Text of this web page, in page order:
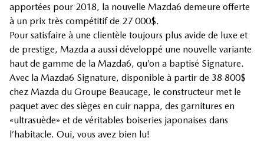
apportées pour 2018, la nouvelle Mazda6 demeure offerte
à un prix très compétitif de 27 000$.
Pour satisfaire à une clientèle toujours plus avide de luxe et
de prestige, Mazda a aussi développé une nouvelle variante
haut de gamme de la Mazda6, qu’on a baptisé Signature.
Avec la Mazda6 Signature, disponible à partir de 38 800$
chez Mazda du Groupe Beaucage, le constructeur met le
paquet avec des sièges en cuir nappa, des garnitures en
«ultrasuède» et de véritables boiseries japonaises dans
l’habitacle. Oui, vous avez bien lu!